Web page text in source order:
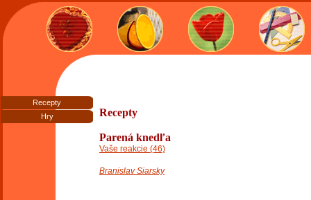
Recepty
Hry
Recepty
Parená knedľa
Vaše reakcie (46)
Branislav Siarsky